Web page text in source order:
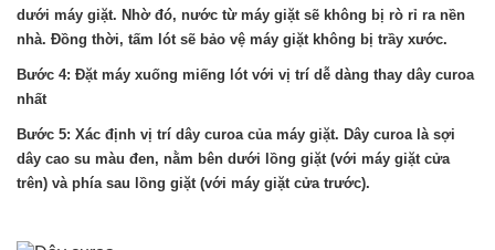
dưới máy giặt. Nhờ đó, nước từ máy giặt sẽ không bị rò rỉ ra nền
nhà. Đồng thời, tấm lót sẽ bảo vệ máy giặt không bị trầy xước.
Bước 4: Đặt máy xuống miếng lót với vị trí dễ dàng thay dây curoa
nhất
Bước 5: Xác định vị trí dây curoa của máy giặt. Dây curoa là sợi
dây cao su màu đen, nằm bên dưới lồng giặt (với máy giặt cửa
trên) và phía sau lồng giặt (với máy giặt cửa trước).